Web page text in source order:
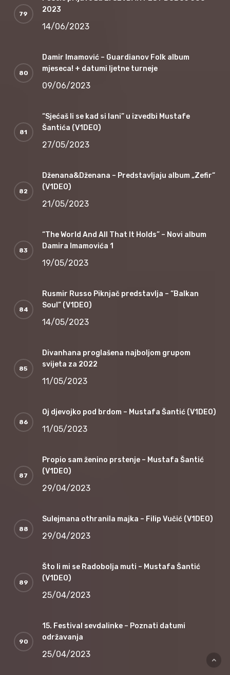
2023
14/06/2023
Damir Imamović – Guardianov Folk album
mjeseca! + datumi ljetne turneje
09/06/2023
“Sjećaš li se kad si lani” u izvedbi Mustafe
Šantića (V1DEO)
27/05/2023
Dženana&Dženana – Predstavljaju album „Zefir“
(V1DEO)
21/05/2023
“The World And All That It Holds” – Novi album
Damira Imamovića 1
19/05/2023
Rusmir Russo Piknjač predstavlja – “Balkan
Soul” (V1DEO)
14/05/2023
Divanhana proglašena najboljom grupom
svijeta za 2022
11/05/2023
Oj djevojko pod brdom – Mustafa Šantić (V1DEO)
11/05/2023
Propio sam ženino prstenje – Mustafa Šantić
(V1DEO)
29/04/2023
Sulejmana othranila majka – Filip Vučić (V1DEO)
29/04/2023
Što li mi se Radobolja muti – Mustafa Šantić
(V1DEO)
25/04/2023
15. Festival sevdalinke – Poznati datumi
održavanja
25/04/2023